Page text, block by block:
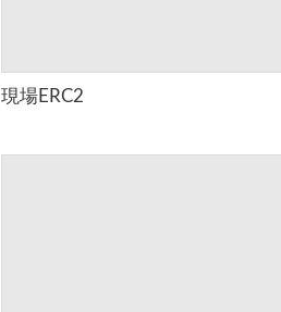
現場ERC2